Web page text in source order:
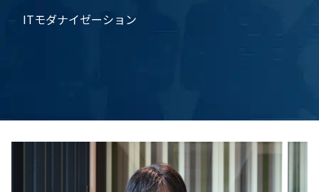
ITモダナイゼーション